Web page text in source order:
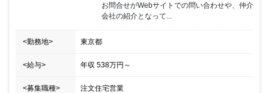
お問合せがWebサイトでの問い合わせや、仲介
会社の紹介となって...
<勤務地> 東京都
<給与> 年収 538万円 ～
<募集職種> 注文住宅営業